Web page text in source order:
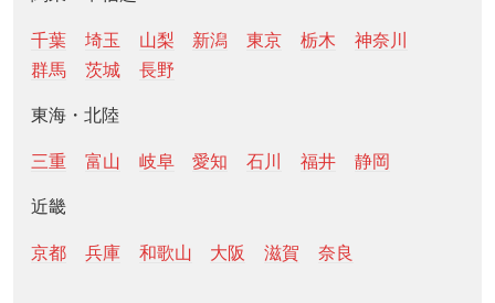
千葉 埼玉 山梨 新潟 東京 栃木
神奈川
群馬
茨城 長野
東海・北陸
三重 富山 岐阜 愛知 石川 福井 静岡
近畿
京都 兵庫 和歌山 大阪 滋賀 奈良